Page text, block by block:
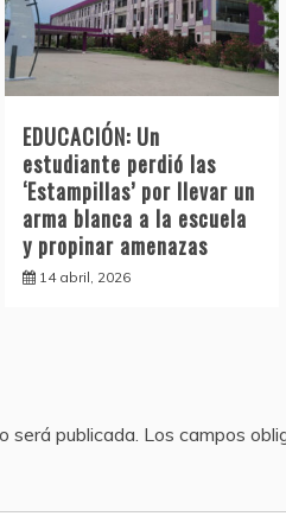
EDUCACIÓN: Un
estudiante perdió las
‘Estampillas’ por llevar un
arma blanca a la escuela
y propinar amenazas
14 abril, 2026
será publicada. Los campos